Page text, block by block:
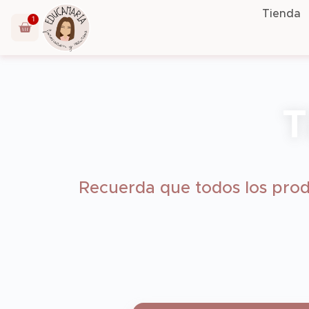
1 Tienda
Recuerda que todos los